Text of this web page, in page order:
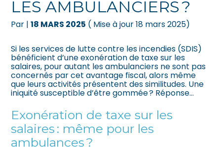
Être prêt pour la facturation
LES AMBULANCIERS ?
Par |18 MARS 2025 ( Mise à jour 18 mars 2025)
Si les services de lutte contre les incendies (SDIS)
bénéficient d’une exonération de taxe sur les
salaires, pour autant les ambulanciers ne sont pas
concernés par cet avantage fiscal, alors même
que leurs activités présentent des similitudes. Une
iniquité susceptible d’être gommée ? Réponse…
Exonération de taxe sur les
salaires : même pour les
ambulances ?